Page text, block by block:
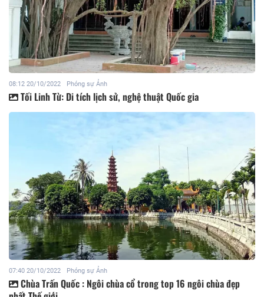
08:12 20/10/2022 Phóng sự Ảnh
Tối Linh Từ: Di tích lịch sử, nghệ thuật Quốc gia
07:40 20/10/2022 Phóng sự Ảnh
Chùa Trấn Quốc : Ngôi chùa cổ trong top 16 ngôi chùa đẹp